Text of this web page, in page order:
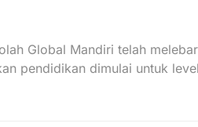
Global Mandiri telah
pendidikan dimulai untuk